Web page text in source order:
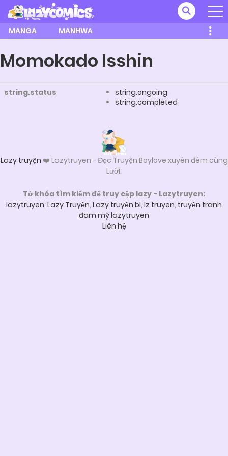
MANGA MANHWA
Momokado Isshin
string.status
string.ongoing
string.completed
Lazy truyện ❤️ Lazytruyen - Đọc Truyện Boylove xuyên đêm cùng
Lười.
Từ khóa tìm kiếm để truy cập lazy - Lazytruyen:
lazytruyen, Lazy Truyện, Lazy truyện bl, lz truyen, truyện tranh
đam mỹ lazytruyen
Liên hệ